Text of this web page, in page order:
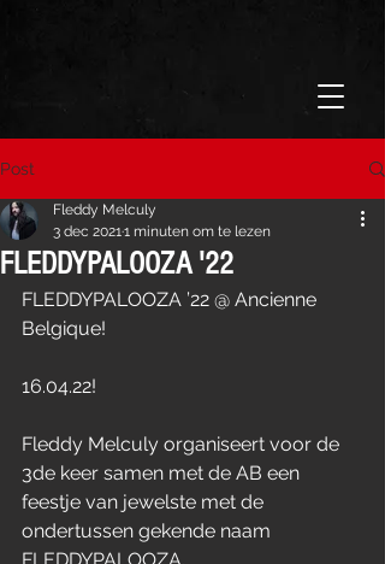
Post
FLEDDYPALOOZA '22
Fleddy Melculy
3 dec 20211 minuten om te lezen
FLEDDYPALOOZA ’22 @ Ancienne
16.04.22!
Fleddy Melculy organiseert voor de
3de keer samen met de AB een
feestje van jewelste met de
ondertussen gekende naam